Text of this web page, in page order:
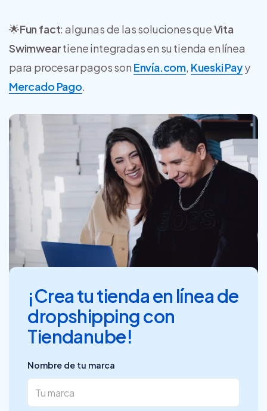
🌟Fun fact: algunas de las soluciones queVita
Swimweartiene integradas en su tienda en línea
para procesar pagos son Envía.com, Kueski Payy
Mercado Pago.
¡Crea tu tienda en línea de
dropshipping con
Tiendanube!
Nombre de tu marca